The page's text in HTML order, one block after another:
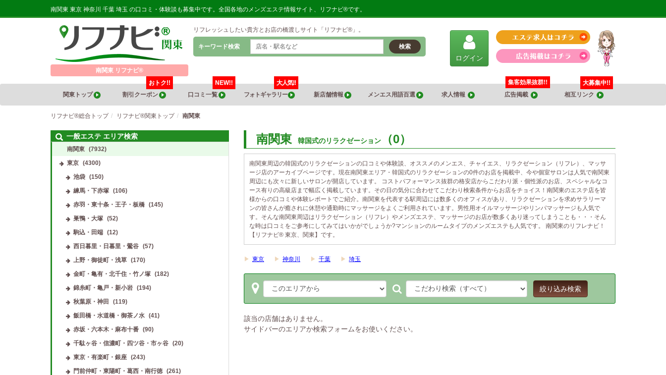
南関東 東京 神奈川 千葉 埼玉 の口コミ・体験談も募集中です。全国各地のメンズエステ情報サイト、リフナビ®です。
南関東 リフナビ®
リフレッシュしたい貴方とお店の橋渡しサイト「リフナビ®」。
キーワード検索 検索
ログイン
関東トップ 割引クーポン
おトク!!
口コミ一覧
NEW!!
フォトギャラリー
大人気!!
新店舗情報
メンエス用語百選 求人情報 広告掲載
集客効果抜群!!
相互リンク
大募集中!!
リフナビ®総合トップ リフナビ®関東トップ 南関東
南関東 韓国式のリラクゼーション （0）
南関東周辺の韓国式のリラクゼーションの口コミや体験談、オススメのメンエス、チャイエス、リラクゼーション（リフレ）、マッサ
ージ店のアーカイブページです。現在南関東エリア・韓国式のリラクゼーションの0件のお店を掲載中、今や個室サロンは人気で南関東
周辺にも次々に新しいサロンが開店しています。 コストパフォーマンス抜群の格安店からこだわり派・個性派のお店、スペシャルなコ
ース有りの高級店まで幅広く掲載しています。その日の気分に合わせてこだわり検索条件からお店をチョイス！南関東のエステ店を皆
様からの口コミや体験レポートでご紹介。南関東を代表する駅周辺には数多くのオフィスがあり、リラクゼーションを求めサラリーマ
ンの皆さんが癒されに休憩や通勤時にマッサージをよくご利用されています。男性用オイルマッサージやリンパマッサージも人気で
す。そんな南関東周辺はリラクゼーション（リフレ）やメンズエステ、マッサージのお店が数多くあり迷ってしまうことも・・・そん
な時は口コミをご参考にしてみてはいかがでしょうか?マンションのルームタイプのメンズエステも人気です。 南関東のリフレナビ！
【リフナビ® 東京、関東】です。
▶ 東京 ▶ 神奈川 ▶ 千葉 ▶ 埼玉
絞り込み検索
該当の店舗はありません。
サイドバーのエリアか検索フォームをお使いください。
一般エステ エリア検索
南関東 (7932)
東京 (4300)
池袋
(150)
練馬・下赤塚
(106)
赤羽・東十条・王子・板橋
(145)
巣鴨・大塚
(52)
駒込・田端
(12)
西日暮里・日暮里・鶯谷
(57)
上野・御徒町・浅草
(170)
金町・亀有・北千住・竹ノ塚
(182)
錦糸町・亀戸・新小岩
(194)
秋葉原・神田
(119)
飯田橋・水道橋・御茶ノ水
(41)
赤坂・六本木・麻布十番
(90)
千駄ヶ谷・信濃町・四ツ谷・市ヶ谷
(20)
東京・有楽町・銀座
(243)
門前仲町・東陽町・葛西・南行徳
(261)